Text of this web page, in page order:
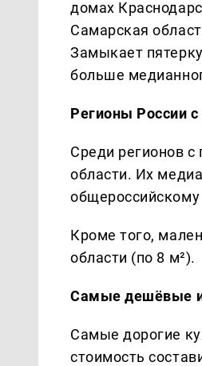
домах
Самарская
Замыкает
больше
Регионы России
Среди регионов
области. Их
Кроме того,
области (по 8 м²).
Самые дешёвые и
Самые дорогие
стоимость